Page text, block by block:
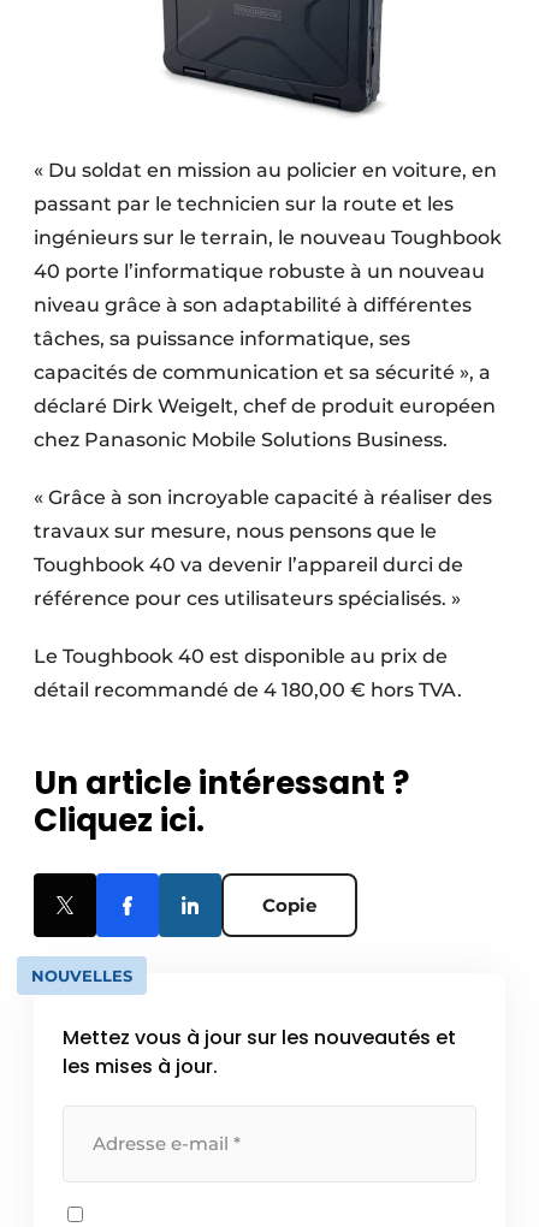
« Du soldat en mission au policier en voiture, en
passant par le technicien sur la route et les
ingénieurs sur le terrain, le nouveau Toughbook
40 porte l’informatique robuste à un nouveau
niveau grâce à son adaptabilité à différentes
tâches, sa puissance informatique, ses
capacités de communication et sa sécurité », a
déclaré Dirk Weigelt, chef de produit européen
chez Panasonic Mobile Solutions Business.
« Grâce à son incroyable capacité à réaliser des
travaux sur mesure, nous pensons que le
Toughbook 40 va devenir l’appareil durci de
référence pour ces utilisateurs spécialisés. »
Le Toughbook 40 est disponible au prix de
détail recommandé de 4 180,00 € hors TVA.
Un article intéressant ?
Cliquez ici.
Copie
NOUVELLES
Mettez vous à jour sur les nouveautés et
les mises à jour.